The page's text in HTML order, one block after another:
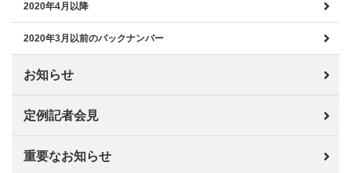
2020年4月以降
2020年3月以前のバックナンバー
お知らせ
定例記者会見
重要なお知らせ